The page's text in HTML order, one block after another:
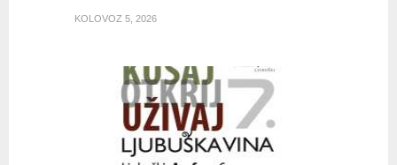
KOLOVOZ 5, 2026